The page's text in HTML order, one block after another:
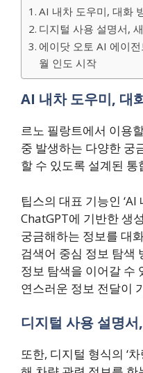
AI 내차 도우미, 대화
디지털 사용 설명서,
에이닷 오토 AI 에이
월 인도 시작
AI 내차 도우미, 대
르노 필랑트에서 이용
중 발생하는 다양한 궁
할 수 있도록 설계된 통
팁스의 대표 기능인
ChatGPT에 기반한 생
궁금해하는 정보를 대
검색어 중심 정보 탐색
정보 탐색을 이어갈 수
연스러운 정보 전달이
디지털 사용 설명
또한, 디지털 형식의 ‘